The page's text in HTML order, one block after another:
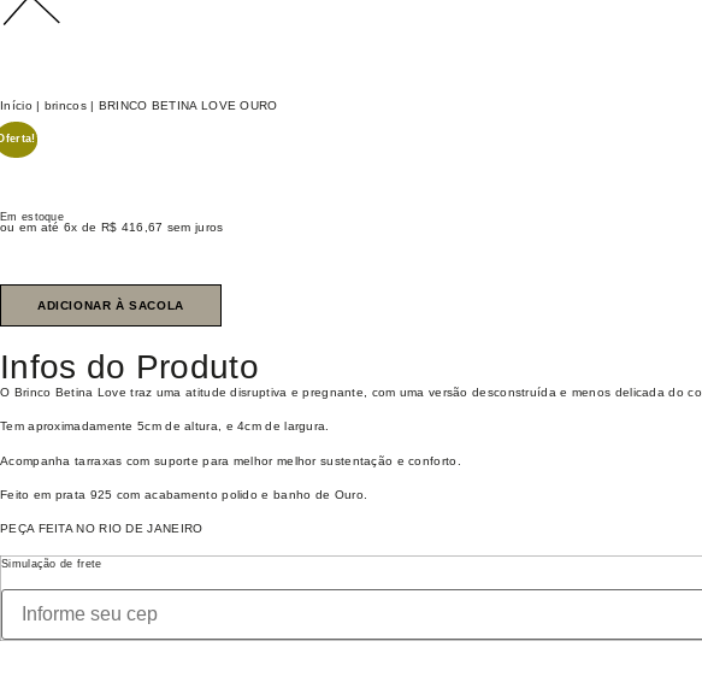
Início| brincos| BRINCO BETINA LOVE OURO
Em estoque
ou em até 6x de R$ 416,67 sem juros
ADICIONAR À SACOLA
Infos do Produto
O Brinco Betina Love traz uma atitude disruptiva e pregnante, com uma versão desconstruída e menos delicada do
Tem aproximadamente 5cm de altura, e 4cm de largura.
Acompanha tarraxas com suporte para melhor melhor sustentação e conforto.
Feito em prata 925 com acabamento polido e banho de Ouro.
PEÇA FEITA NO RIO DE JANEIRO
Simulação de frete